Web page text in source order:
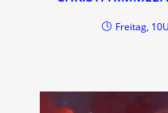
Freitag,